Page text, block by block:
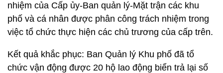
nhiệm của Cấp ủy-Ban quản lý-Mặt trận các khu
phố và cá nhân được phân công trách nhiệm trong
việc tổ chức thực hiện các chủ trương của cấp trên.
Kết quả khắc phục: Ban Quản lý Khu phố đã tổ
chức vận động được 20 hộ lao động biển trả lại số